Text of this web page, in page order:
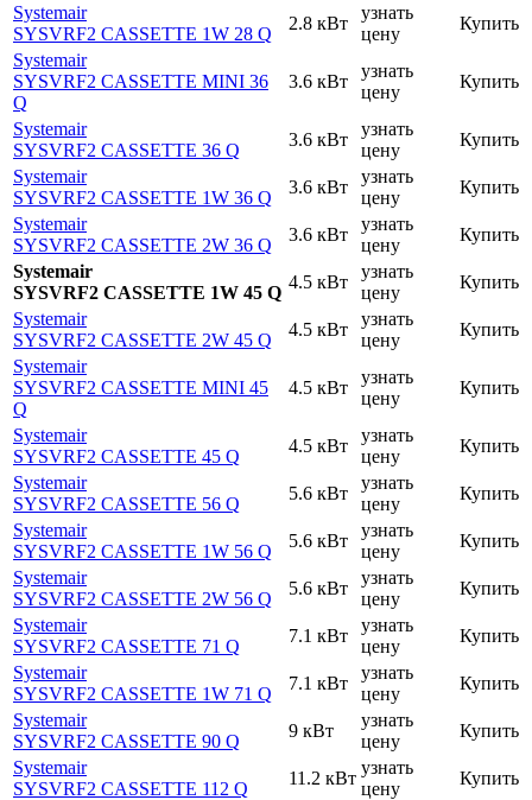
Systemair
SYSVRF2 CASSETTE 1W 28 Q
2.8 кВт
узнать
цену
Купить
Systemair
SYSVRF2 CASSETTE MINI 36
Q
3.6 кВт
узнать
цену
Купить
Systemair
SYSVRF2 CASSETTE 36 Q
3.6 кВт
узнать
цену
Купить
Systemair
SYSVRF2 CASSETTE 1W 36 Q
3.6 кВт
узнать
цену
Купить
Systemair
SYSVRF2 CASSETTE 2W 36 Q
3.6 кВт
узнать
цену
Купить
Systemair
SYSVRF2 CASSETTE 1W 45 Q
4.5 кВт
узнать
цену
Купить
Systemair
SYSVRF2 CASSETTE 2W 45 Q
4.5 кВт
узнать
цену
Купить
Systemair
SYSVRF2 CASSETTE MINI 45
Q
4.5 кВт
узнать
цену
Купить
Systemair
SYSVRF2 CASSETTE 45 Q
4.5 кВт
узнать
цену
Купить
Systemair
SYSVRF2 CASSETTE 56 Q
5.6 кВт
узнать
цену
Купить
Systemair
SYSVRF2 CASSETTE 1W 56 Q
5.6 кВт
узнать
цену
Купить
Systemair
SYSVRF2 CASSETTE 2W 56 Q
5.6 кВт
узнать
цену
Купить
Systemair
SYSVRF2 CASSETTE 71 Q
7.1 кВт
узнать
цену
Купить
Systemair
SYSVRF2 CASSETTE 1W 71 Q
7.1 кВт
узнать
цену
Купить
Systemair
SYSVRF2 CASSETTE 90 Q
9 кВт
узнать
цену
Купить
Systemair
SYSVRF2 CASSETTE 112 Q
11.2 кВт
узнать
цену
Купить